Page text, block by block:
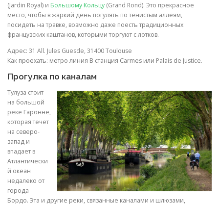
(Jardin Royal) и Большому Кольцу (Grand Rond). Это прекрасное
место, чтобы в жаркий день погулять по тенистым аллеям,
посидеть на травке, возможно даже поесть традиционных
французских каштанов, которыми торгуют с лотков.
Адрес: 31 All. Jules Guesde, 31400 Toulouse
Как проехать: метро линия B станция Carmes или Palais de Justice.
Прогулка по каналам
Тулуза стоит
на большой
реке Гаронне,
которая течет
на северо-
запад и
впадает в
Атлантически
й океан
недалеко от
города
Бордо. Эта и другие реки, связанные каналами и шлюзами,